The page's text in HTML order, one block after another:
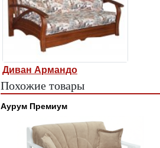
Диван Армандо
Похожие товары
Аурум Премиум